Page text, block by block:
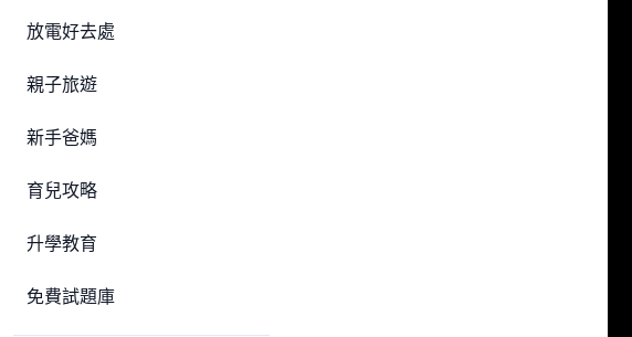
放電好去處
親子旅遊
新手爸媽
育兒攻略
升學教育
免費試題庫